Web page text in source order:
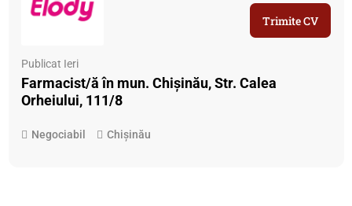
Publicat Ieri
Farmacist/ă în mun. Chișinău, Str. Calea
Orheiului, 111/8
Negociabil Chișinău
Trimite CV